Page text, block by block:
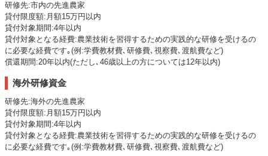
研修先:市内の先進農家
貸付限度額:月額15万円以内
貸付対象期間:4年以内
貸付対象となる経費:農業技術を習得するための実践的な研修を受けるの
に必要な経費です｡(例:学費教材費､研修費､視察費､渡航費など)
償還期間:20年以内(ただし､46歳以上の方については12年以内)
海外研修資金
研修先:海外の先進農家
貸付限度額:月額15万円以内
貸付対象期間:4年以内
貸付対象となる経費:農業技術を習得するための実践的な研修を受けるの
に必要な経費です｡(例:学費教材費､研修費､視察費､渡航費など)